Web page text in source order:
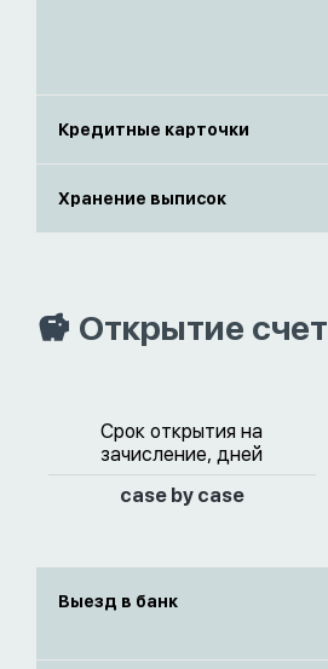
Кредитные карточки
Хранение выписок
Открытие
Срок открытия на
зачисление, дней
case by case
Выезд в банк